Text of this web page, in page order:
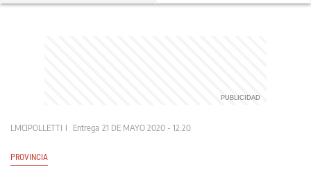
LMCIPOLLETTI Entrega 21 DE MAYO 2020 - 12:20
PROVINCIA